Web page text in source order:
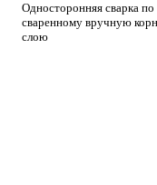
Односторонняя сварка по
сваренному вручную
слою